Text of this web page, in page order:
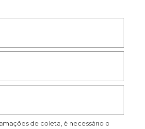
de coleta, é necessário o